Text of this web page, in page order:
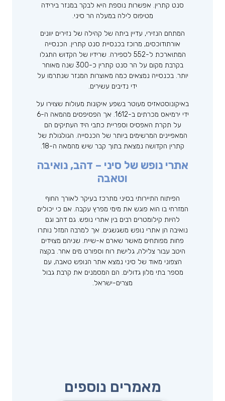
סנט קתרין. אפשרות נוספת היא לבקר במנזר בירידה
מטיפוס לילה במעלה הר סיני.
המתחם הנזירי, עדיין ביתה של קהילה של נזירים יוונים
אורתודוכסים, מרוכז בכנסיית סנט קתרין. הכנסייה
המתוארכת ל-552 לספירה. שרידיו של הקדוש התגלו
בקרבת מקום על הר סנט קתרין כ-300 שנה מאוחר
יותר. בכנסייה נמצאים כמה מאוצרות המנזר שנתרמו על
ידי נדיבים עשירים.
באיקונוסטאזיס מעוטר בשפע איקונות מעולות שצוירו על
ידי ירמיאס מכרתים ב-1612. אך הפסיפסים מהמאה ה-6
על תקרת האפסיס וספריית כתבי היד העתיקים הם
המאפיינים המרשימים ביותר של הכנסייה. הגולגולת של
קתרין הקדושה נמצאת בתוך קבר שיש מהמאה ה-18.
אתרי נופש של סיני – דהב, נואיבה
וטאבה
הפיתוח התיירותי בסיני מתרכז בעיקר לאורך החוף
המזרחי בו הוא פוגש את מימי מפרץ עקבה. אם כי יכולים
להיות קילומטרים רבים בין אתרי נופש. גם דהב וגם
נואיבה הן אתרי נופש משגשגים. אך למרבה המזל נותרו
פחות מפותחים מאשר שארם א-שייח. שניהם מצוידים
היטב עבור צלילה, גלישת רוח וספורט מים אחר. בקצה
הצפוני מאוד של סיני נמצא אתר הנופש טאבה, עם
מספר בתי מלון גדולים. הם המסמנים את קרבת גבול
מצרים-ישראל.
מאמרים נוספים